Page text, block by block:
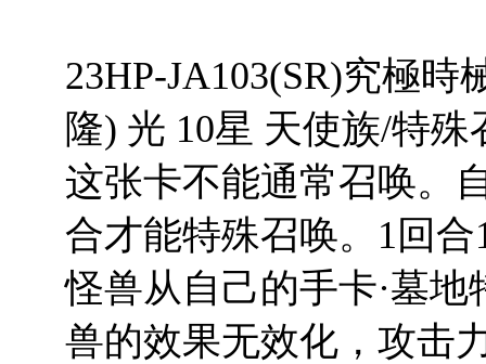
23HP-JA103(SR)究極
隆) 光 10星 天使族/特殊
这张卡不能通常召唤。
合才能特殊召唤。1回
怪兽从自己的手卡·墓
兽的效果无效化，攻击